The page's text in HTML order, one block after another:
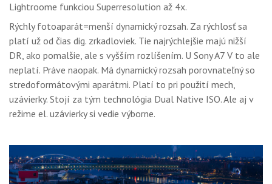
Lightroome funkciou Superresolution až 4x.
Rýchly fotoaparát=menší dynamický rozsah. Za rýchlosť sa
platí už od čias dig. zrkadloviek. Tie najrýchlejšie majú nižší
DR, ako pomalšie, ale s vyšším rozlíšením. U Sony A7 V to ale
neplatí. Práve naopak. Má dynamický rozsah porovnateľný so
stredoformátovými aparátmi. Platí to pri použití mech,
uzávierky. Stojí za tým technológia Dual Native ISO. Ale aj v
režime el. uzávierky si vedie výborne.